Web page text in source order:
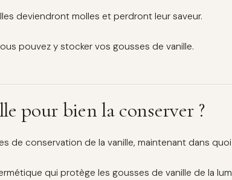
deviendront molles et perdront leur saveur.
pouvez y stocker vos gousses de vanille.
pour bien la conserver ?
de conservation de la vanille, maintenant dans
qui protège les gousses de vanille de la